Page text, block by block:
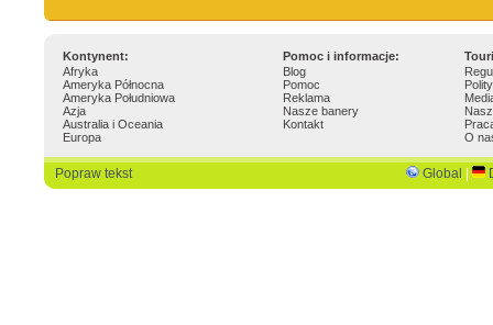
Kontynent: Pomoc i informacje:
Afryka
Ameryka Północna
Ameryka Południowa
Azja
Australia i Oceania
Europa
Blog
Pomoc
Reklama
Nasze banery
Kontakt
O
Popraw tekst Global